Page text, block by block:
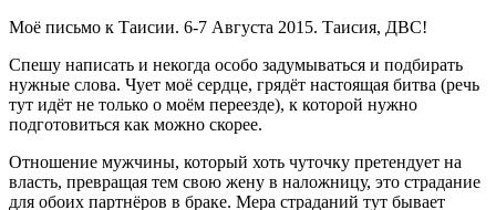
Моё письмо к Таисии. 6-7 Августа 2015. Таисия, ДВС!
Спешу написать и некогда особо задумываться и подбирать
нужные слова. Чует моё сердце, грядёт настоящая битва (речь
тут идёт не только о моём переезде), к которой нужно
подготовиться как можно скорее.
Отношение мужчины, который хоть чуточку претендует на
власть, превращая тем свою жену в наложницу, это страдание
для обоих партнёров в браке. Мера страданий тут бывает